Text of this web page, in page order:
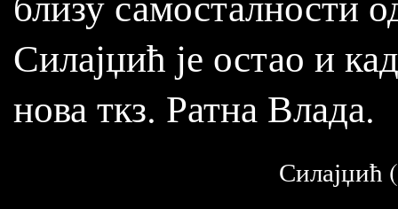
Силајџић је остао и
нова ткз. Ратна Влада.
Силајџић